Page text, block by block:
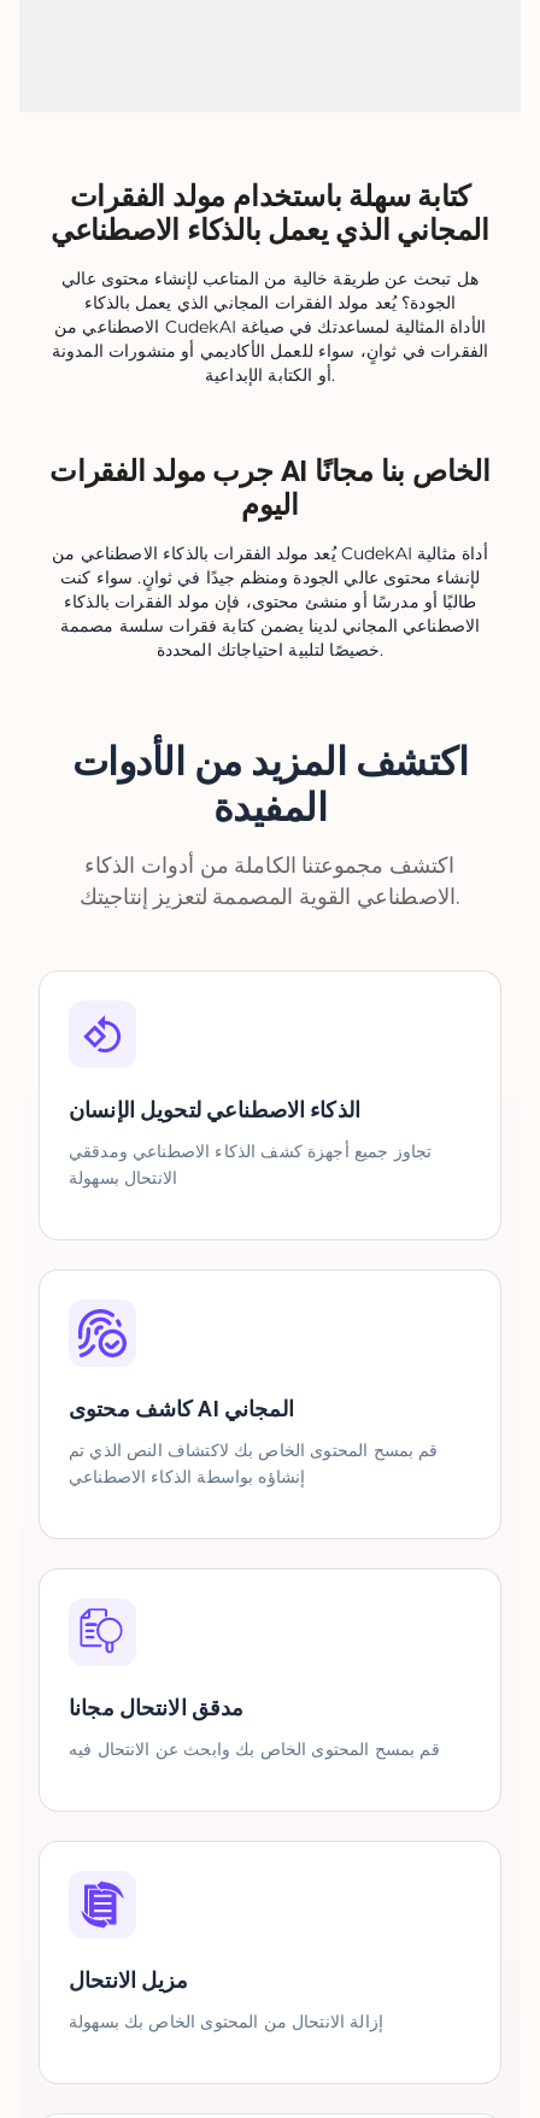
كتابة سهلة باستخدام مولد الفقرات
المجاني الذي يعمل بالذكاء الاصطناعي
هل تبحث عن طريقة خالية من المتاعب لإنشاء محتوى عالي
الجودة؟ يُعد مولد الفقرات المجاني الذي يعمل بالذكاء
الاصطناعي من CudekAI الأداة المثالية لمساعدتك في صياغة
الفقرات في ثوانٍ، سواء للعمل الأكاديمي أو منشورات المدونة
أو الكتابة الإبداعية.
جرب مولد الفقرات AI الخاص بنا مجانًا
اليوم
يُعد مولد الفقرات بالذكاء الاصطناعي من CudekAI أداة مثالية
لإنشاء محتوى عالي الجودة ومنظم جيدًا في ثوانٍ. سواء كنت
طالبًا أو مدرسًا أو منشئ محتوى، فإن مولد الفقرات بالذكاء
الاصطناعي المجاني لدينا يضمن كتابة فقرات سلسة مصممة
خصيصًا لتلبية احتياجاتك المحددة.
اكتشف المزيد من الأدوات
المفيدة
اكتشف مجموعتنا الكاملة من أدوات الذكاء
الاصطناعي القوية المصممة لتعزيز إنتاجيتك.
الذكاء الاصطناعي لتحويل الإنسان
تجاوز جميع أجهزة كشف الذكاء الاصطناعي ومدققي
الانتحال بسهولة
كاشف محتوى AI المجاني
قم بمسح المحتوى الخاص بك لاكتشاف النص الذي تم
إنشاؤه بواسطة الذكاء الاصطناعي
مدقق الانتحال مجانا
قم بمسح المحتوى الخاص بك وابحث عن الانتحال فيه
مزيل الانتحال
إزالة الانتحال من المحتوى الخاص بك بسهولة